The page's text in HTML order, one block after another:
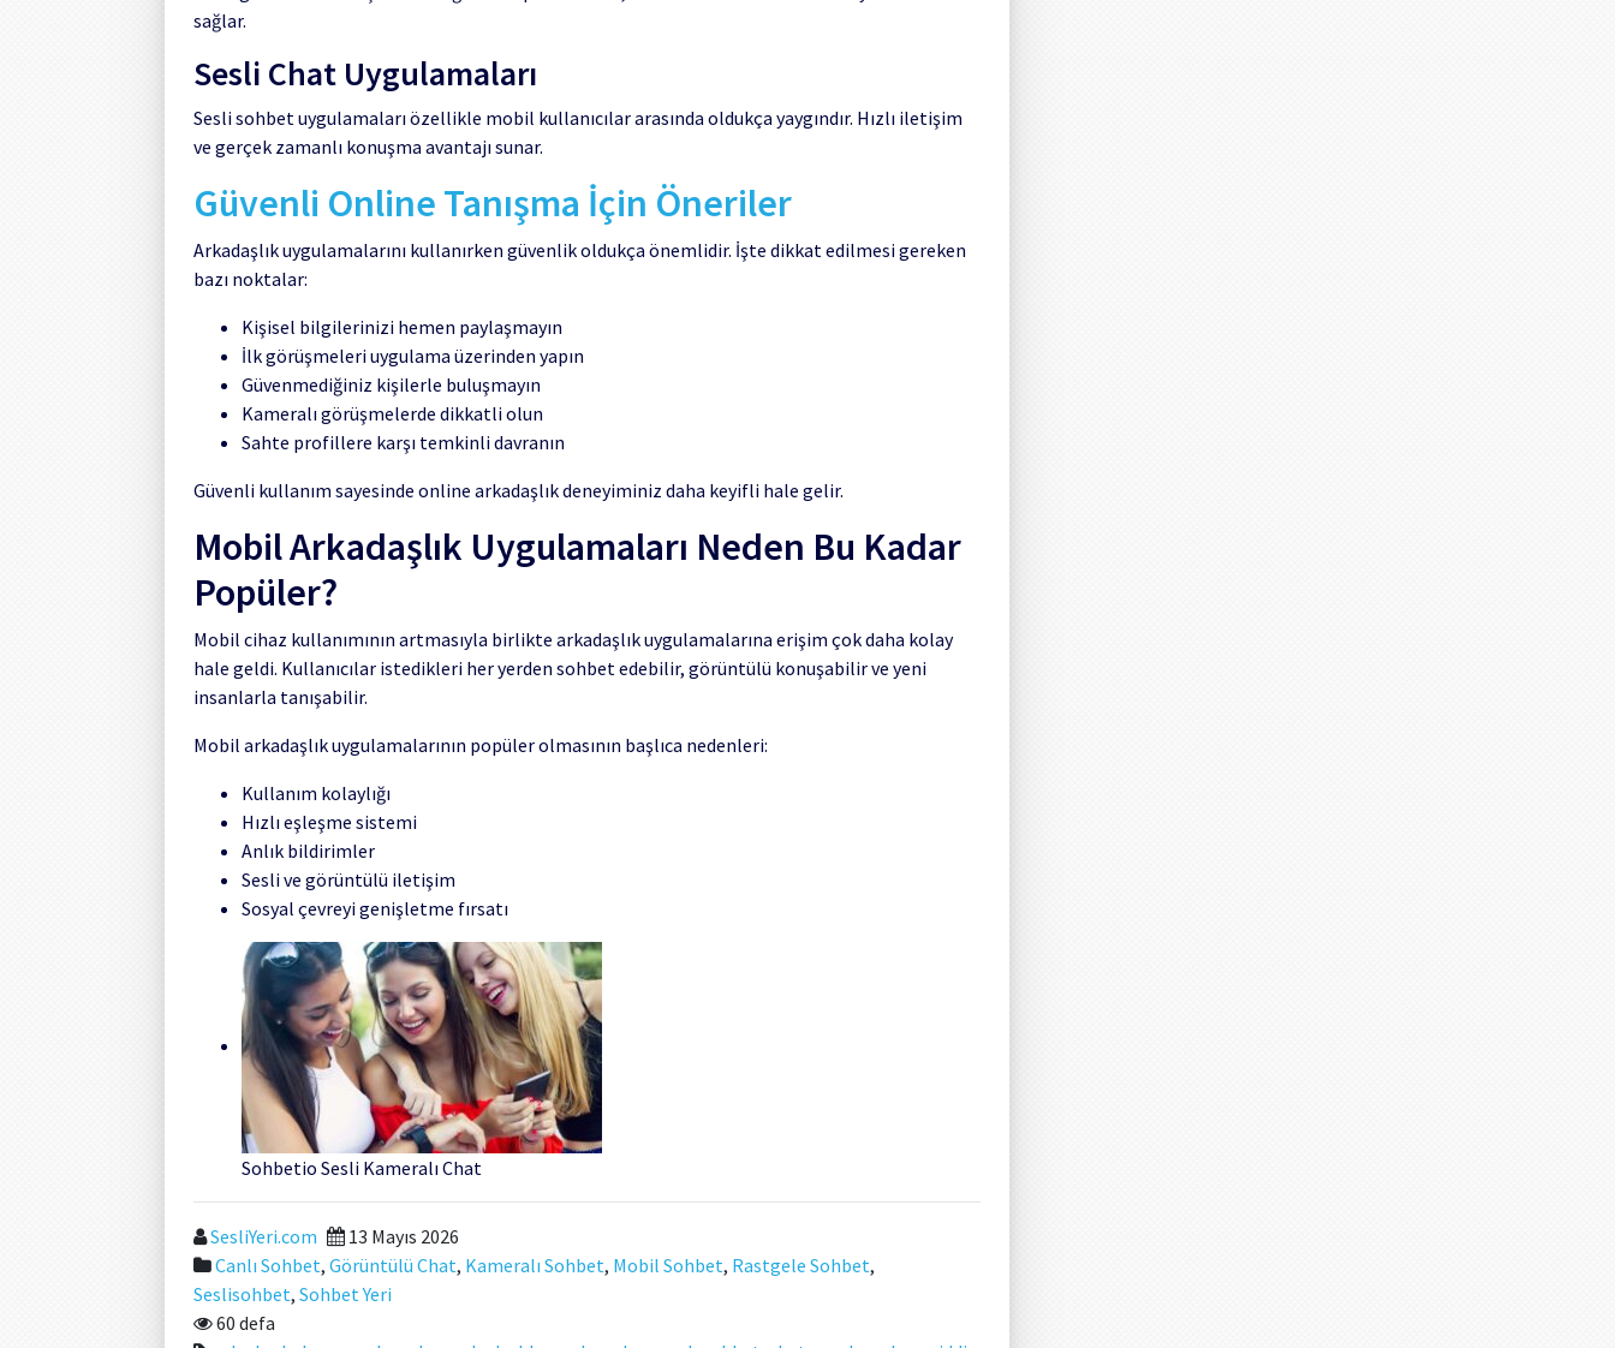
sağlar.
Sesli Chat Uygulamaları
Sesli sohbet uygulamaları özellikle mobil kullanıcılar arasında oldukça yaygındır. Hızlı iletişim
ve gerçek zamanlı konuşma avantajı sunar.
Güvenli Online Tanışma İçin Öneriler
Arkadaşlık uygulamalarını kullanırken güvenlik oldukça önemlidir. İşte dikkat edilmesi gereken
bazı noktalar:
Kişisel bilgilerinizi hemen paylaşmayın
İlk görüşmeleri uygulama üzerinden yapın
Güvenmediğiniz kişilerle buluşmayın
Kameralı görüşmelerde dikkatli olun
Sahte profillere karşı temkinli davranın
Güvenli kullanım sayesinde online arkadaşlık deneyiminiz daha keyifli hale gelir.
Mobil Arkadaşlık Uygulamaları Neden Bu Kadar
Popüler?
Mobil cihaz kullanımının artmasıyla birlikte arkadaşlık uygulamalarına erişim çok daha kolay
hale geldi. Kullanıcılar istedikleri her yerden sohbet edebilir, görüntülü konuşabilir ve yeni
insanlarla tanışabilir.
Mobil arkadaşlık uygulamalarının popüler olmasının başlıca nedenleri:
Kullanım kolaylığı
Hızlı eşleşme sistemi
Anlık bildirimler
Sesli ve görüntülü iletişim
Sosyal çevreyi genişletme fırsatı
Sohbetio Sesli Kameralı Chat
SesliYeri.com
13 Mayıs 2026
Canlı Sohbet, Görüntülü Chat, Kameralı Sohbet, Mobil Sohbet, Rastgele Sohbet,
Seslisohbet, Sohbet Yeri
60 defa